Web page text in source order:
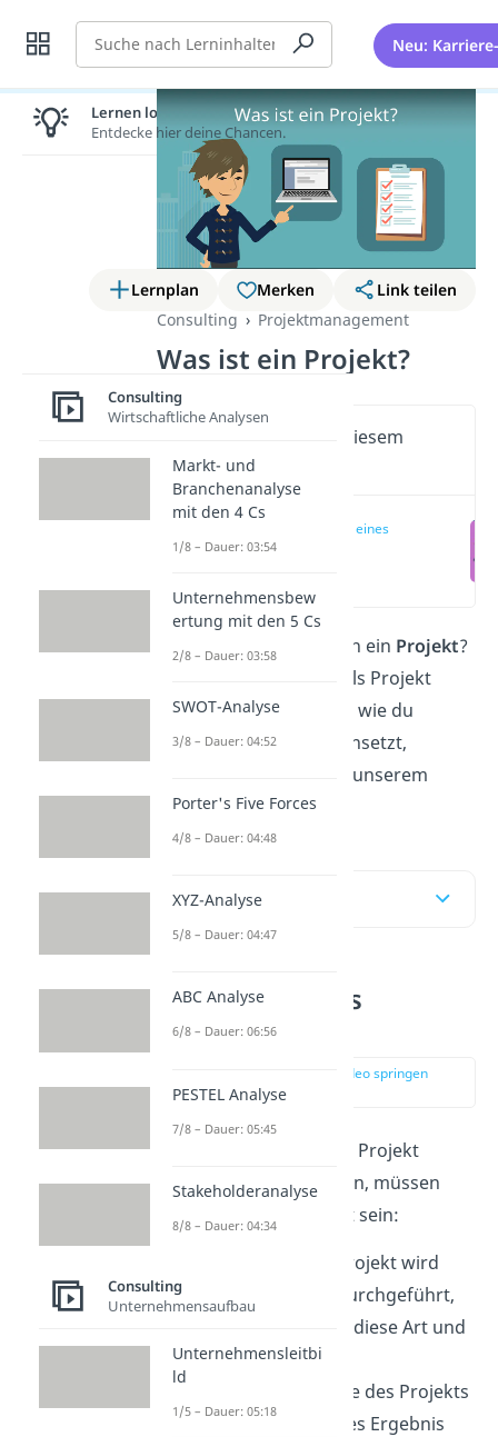
Suche Neu:
Lernplan Merken
Link teilen
Consulting
Projektmanagement
Was ist ein Projekt?
Wichtige Inhalte in diesem
Video
Definition eines
Was genau ist eigentlich ein Projekt?
Ob du dein Vorhaben als Projekt
bezeichnen kannst und wie du
Projektmanagement einsetzt,
erfährst du hier und in unserem
Video!
Inhaltsübersicht
Definition eines
Projekts
zur Stelle im Video springen
(00:14)
Damit ein Vorhaben als Projekt
bezeichnet werden kann, müssen
einige
erfüllt sein:
Ein Projekt wird
nicht regelmäßig durchgeführt,
sondern genau auf diese Art und
Weise nur einmal.
Am Ende des Projekts
steht ein bestimmtes Ergebnis
Lernen lohnt sich!
Entdecke hier deine Chancen.
Consulting
Wirtschaftliche Analysen
Markt- und
Branchenanalyse
mit den 4 Cs
1/8 – Dauer: 03:54
Unternehmensbew
ertung mit den 5 Cs
2/8 – Dauer: 03:58
SWOT-Analyse
3/8 – Dauer: 04:52
Porter's Five Forces
4/8 – Dauer: 04:48
XYZ-Analyse
5/8 – Dauer: 04:47
ABC Analyse
6/8 – Dauer: 06:56
PESTEL Analyse
7/8 – Dauer: 05:45
Stakeholderanalyse
8/8 – Dauer: 04:34
Consulting
Unternehmensaufbau
Unternehmensleitbi
ld
1/5 – Dauer: 05:18